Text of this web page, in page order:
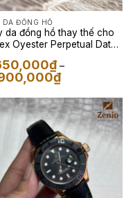
DA ĐỒNG HỒ
da đồng hồ thay thế cho
Oyester Perpetual Date
₫ –
₫Khoảng
giá:
1,650,000₫
đến
3,900,000₫